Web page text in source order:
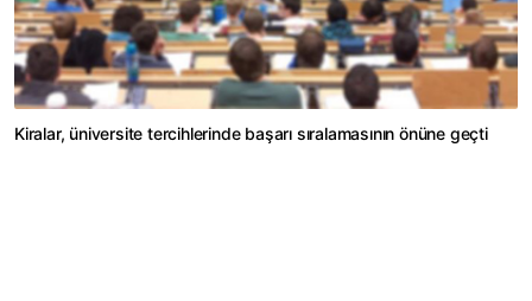
Kiralar, üniversite tercihlerinde başarı sıralamasının önüne geçti